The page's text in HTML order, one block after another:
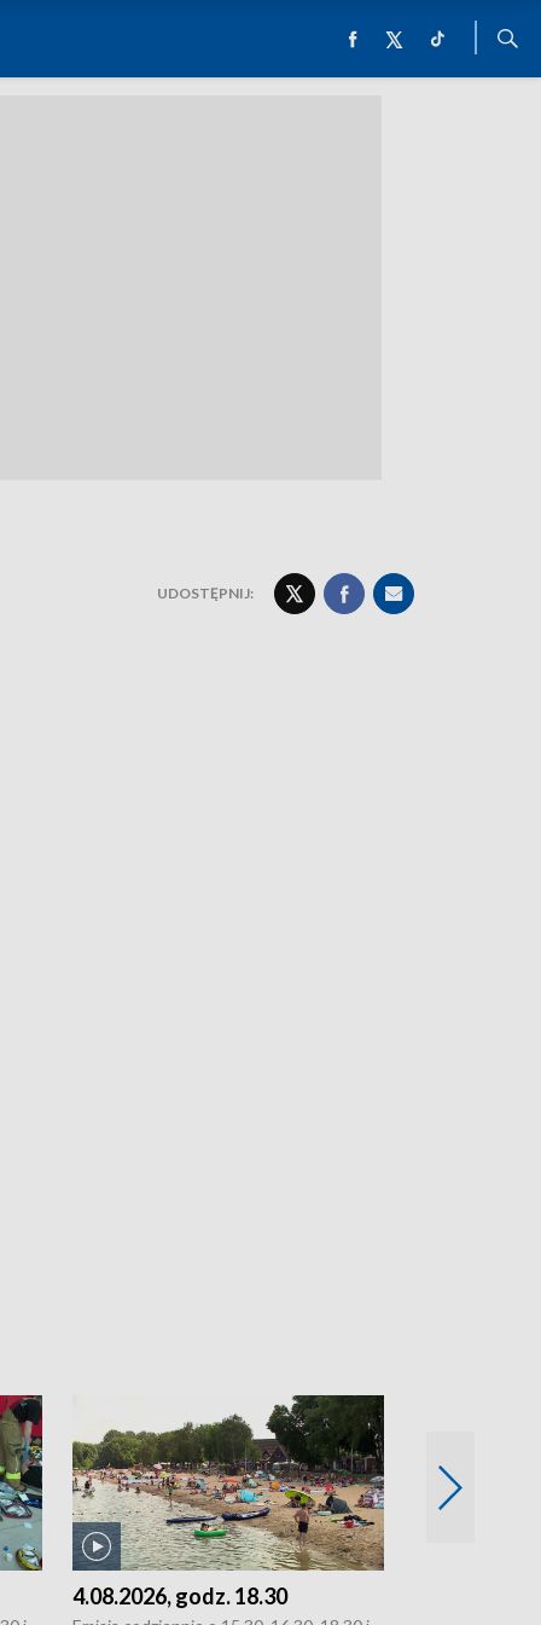
UDOSTĘPNIJ:
4.08.2026, godz. 18.30